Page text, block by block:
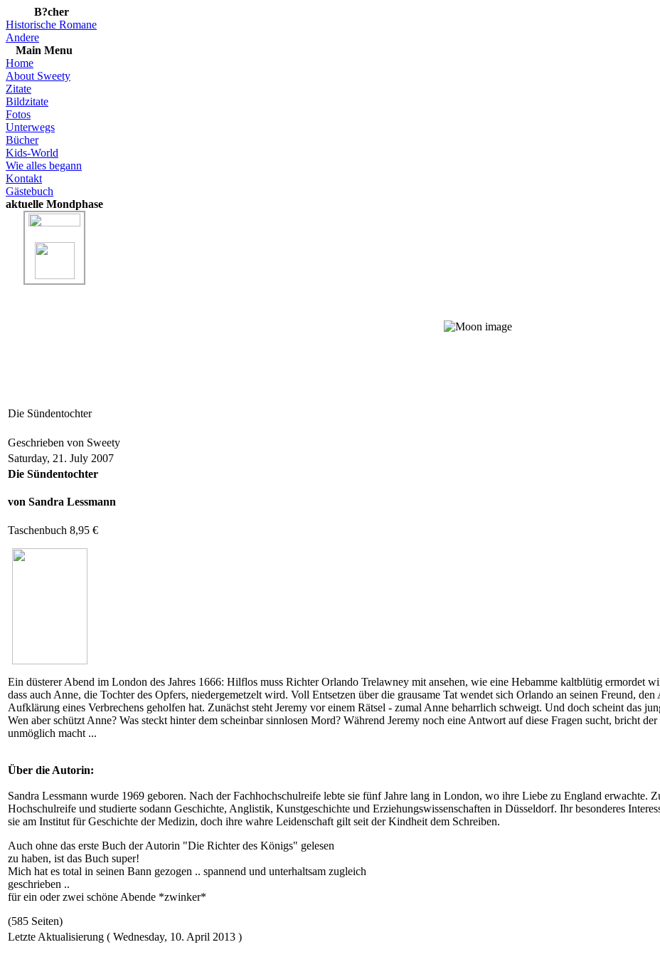
B?cher
Historische Romane
Andere
Main Menu
Home
About Sweety
Zitate
Bildzitate
Fotos
Unterwegs
Bücher
Kids-World
Wie alles begann
Kontakt
Gästebuch
aktuelle Mondphase
Die Sündentochter
Geschrieben von Sweety
Saturday, 21. July 2007
Die Sündentochter
von Sandra Lessmann
Taschenbuch 8,95 €
Ein düsterer Abend im London des Jahres 1666: Hilflos muss Richter Orlando Trelawney mit ansehen, wie eine Hebamme kaltblütig ermordet
dass auch Anne, die Tochter des Opfers, niedergemetzelt wird. Voll Entsetzen über die grausame Tat wendet sich Orlando an seinen Freund,
Aufklärung eines Verbrechens geholfen hat. Zunächst steht Jeremy vor einem Rätsel - zumal Anne beharrlich schweigt. Und doch scheint das
Wen aber schützt Anne? Was steckt hinter dem scheinbar sinnlosen Mord? Während Jeremy noch eine Antwort auf diese Fragen sucht, bricht
unmöglich macht ...
Über die Autorin:
Sandra Lessmann wurde 1969 geboren. Nach der Fachhochschulreife lebte sie fünf Jahre lang in London, wo ihre Liebe zu England erwachte.
Hochschulreife und studierte sodann Geschichte, Anglistik, Kunstgeschichte und Erziehungswissenschaften in Düsseldorf. Ihr besonderes
sie am Institut für Geschichte der Medizin, doch ihre wahre Leidenschaft gilt seit der Kindheit dem Schreiben.
Auch ohne das erste Buch der Autorin "Die Richter des Königs" gelesen
zu haben, ist das Buch super!
Mich hat es total in seinen Bann gezogen .. spannend und unterhaltsam zugleich
geschrieben ..
für ein oder zwei schöne Abende *zwinker*
(585 Seiten)
Letzte Aktualisierung ( Wednesday, 10. April 2013 )